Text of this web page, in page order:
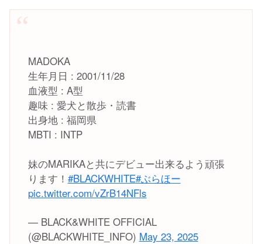
MADOKA
生年月日 : 2001/11/28
血液型 : A型
趣味 : 愛犬と散歩・読書
出身地 : 福岡県
MBTI : INTP
妹のMARIKAと共にデビュー出来るよう頑張
ります！ #BLACKWHITE#ぶらほー
pic.twitter.com/vZrB14NFls
— BLACK&WHITE OFFICIAL
(@BLACKWHITE_INFO) May 23, 2025